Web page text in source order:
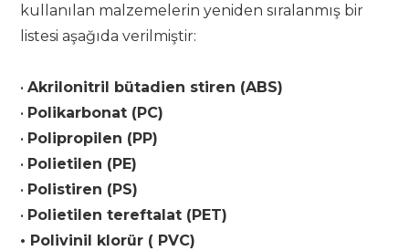
kullanılan malzemelerin yeniden sıralanmış bir
listesi aşağıda verilmiştir:
•Akrilonitril bütadien stiren (ABS)
• Polikarbonat (PC)
• Polipropilen (PP)
• Polietilen (PE)
• Polistiren (PS)
• Polietilen tereftalat (PET)
• Polivinil klorür ( PVC)